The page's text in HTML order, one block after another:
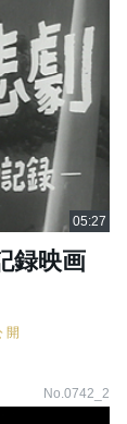
録映画
No.0742_2